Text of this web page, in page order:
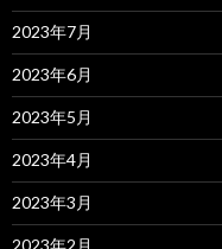
2023年7月
2023年6月
2023年5月
2023年4月
2023年3月
2023年2月